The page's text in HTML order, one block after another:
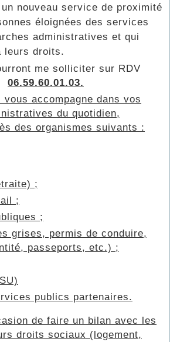
nouveau service de proximité
éloignées des services
administratives et qui
leurs droits.
me solliciter sur RDV
06.59.60.01.03.
accompagne dans vos
du quotidien,
des organismes suivants :
;
;
;
grises, permis de conduire,
passeports, etc.) ;
publics partenaires.
de faire un bilan avec les
droits sociaux (logement,